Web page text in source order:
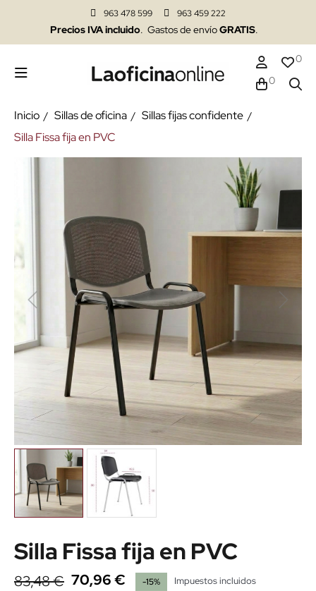
963 478 599 963 459 222
Precios IVA incluido. Gastos de envíoGRATIS.
0
0
Inicio Sillas de oficina
Sillas fijas confidente
Silla Fissa fija en PVC
Silla Fissa fija en PVC
83,48 € 70,96 € -15% Impuestos incluidos